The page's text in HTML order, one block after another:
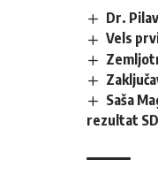
Dr.
Vels
Saša
rezultat